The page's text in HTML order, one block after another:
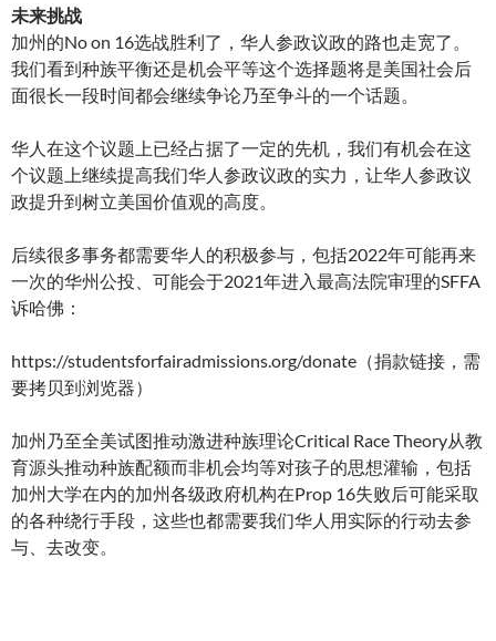
未来挑战
加州的No on 16选战胜利了，华人参政议政的路也走宽了。
我们看到种族平衡还是机会平等这个选择题将是美国社会后
面很长一段时间都会继续争论乃至争斗的一个话题。
华人在这个议题上已经占据了一定的先机，我们有机会在这
个议题上继续提高我们华人参政议政的实力，让华人参政议
政提升到树立美国价值观的高度。
后续很多事务都需要华人的积极参与，包括2022年可能再来
一次的华州公投、可能会于2021年进入最高法院审理的SFFA
诉哈佛：
https://studentsforfairadmissions.org/donate（捐款链接，需
要拷贝到浏览器）
加州乃至全美试图推动激进种族理论Critical Race Theory从教
育源头推动种族配额而非机会均等对孩子的思想灌输，包括
加州大学在内的加州各级政府机构在Prop 16失败后可能采取
的各种绕行手段，这些也都需要我们华人用实际的行动去参
与、去改变。